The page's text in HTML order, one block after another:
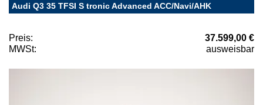
Audi Q3 35 TFSI S tronic Advanced ACC/Navi/AHK
Preis:
37.599,00 €
MWSt:
ausweisbar